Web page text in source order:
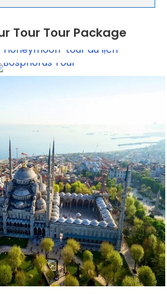
Tour Tour Package